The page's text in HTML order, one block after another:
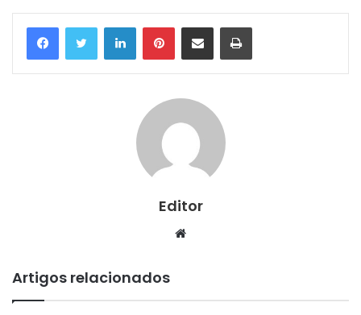
LinkedinPinterestCompartilhar via e-mail Imprimir
Editor
Website
Artigos relacionados